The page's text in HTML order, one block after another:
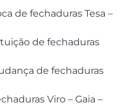
de fechaduras Tesa –
de fechaduras
de fechaduras
Viro – Gaia –